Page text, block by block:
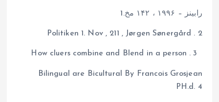
1.رابینز – ۱۹۹۶ ، ۱۴۲ مخ
Politiken 1. Nov , 211 , Jørgen Sønergård . 2
How cluers combine and Blend in a person . 3
Bilingual are Bicultural By Francois Grosjean
PH.d. 4